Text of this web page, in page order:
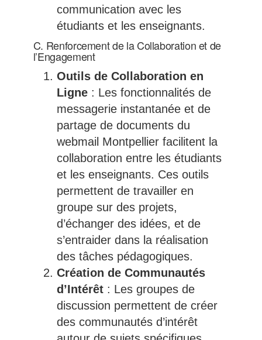
communication avec les
étudiants et les enseignants.
C. Renforcement de la Collaboration et de
l’Engagement
Outils de Collaboration en
Ligne: Les fonctionnalités de
messagerie instantanée et de
partage de documents du
webmail Montpellier facilitent la
collaboration entre les étudiants
et les enseignants. Ces outils
permettent de travailler en
groupe sur des projets,
d’échanger des idées, et de
s’entraider dans la réalisation
des tâches pédagogiques.
Création de Communautés
d’Intérêt: Les groupes de
discussion permettent de créer
des communautés d’intérêt